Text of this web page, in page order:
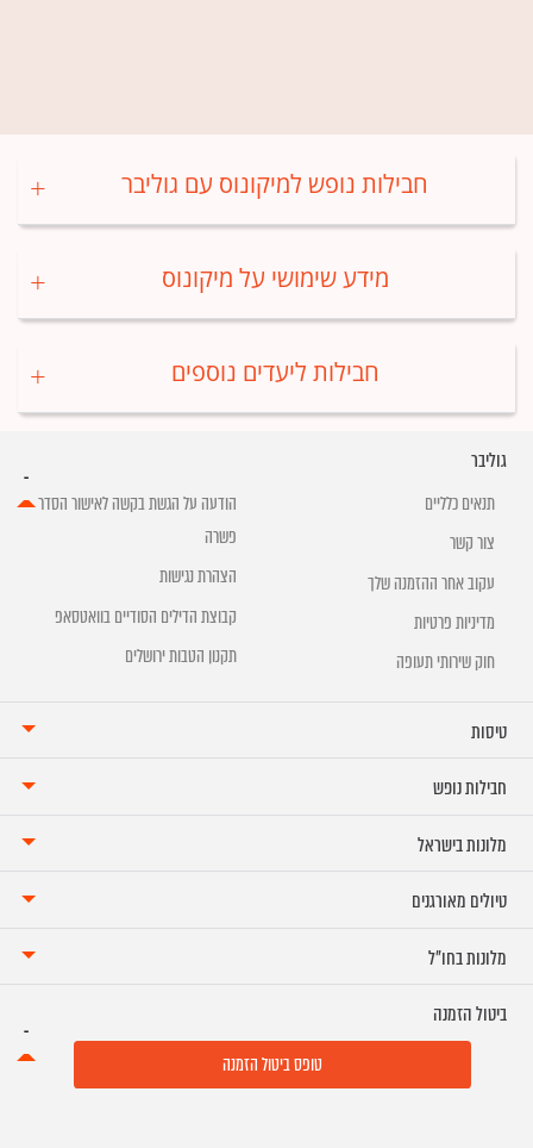
חבילות נופש למיקונוס עם גוליבר
מידע שימושי על מיקונוס
חבילות ליעדים נוספים
גוליבר
תנאים כלליים
צור קשר
עקוב אחר ההזמנה שלך
מדיניות פרטיות
חוק שירותי תעופה
הודעה על הגשת בקשה לאישור הסדר
פשרה
הצהרת נגישות
קבוצת הדילים הסודיים בוואטסאפ
תקנון הטבות ירושלים
טיסות
חבילות נופש
מלונות בישראל
טיולים מאורגנים
מלונות בחו"ל
ביטול הזמנה
טופס ביטול הזמנה